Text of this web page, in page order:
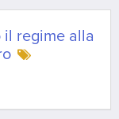
regime alla